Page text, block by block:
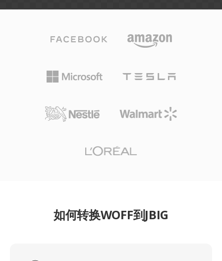
如何转换WOFF到JBIG